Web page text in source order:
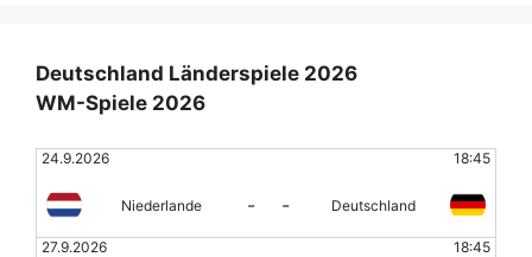
Deutschland Länderspiele 2026
WM-Spiele 2026
24.9.2026 18:45
Niederlande - - Deutschland
27.9.2026 18:45